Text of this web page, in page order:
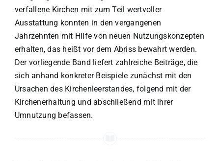
verfallene Kirchen mit zum Teil wertvoller
Ausstattung konnten in den vergangenen
Jahrzehnten mit Hilfe von neuen Nutzungskonzepten
erhalten, das heißt vor dem Abriss bewahrt werden.
Der vorliegende Band liefert zahlreiche Beiträge, die
sich anhand konkreter Beispiele zunächst mit den
Ursachen des Kirchenleerstandes, folgend mit der
Kirchenerhaltung und abschließend mit ihrer
Umnutzung befassen.